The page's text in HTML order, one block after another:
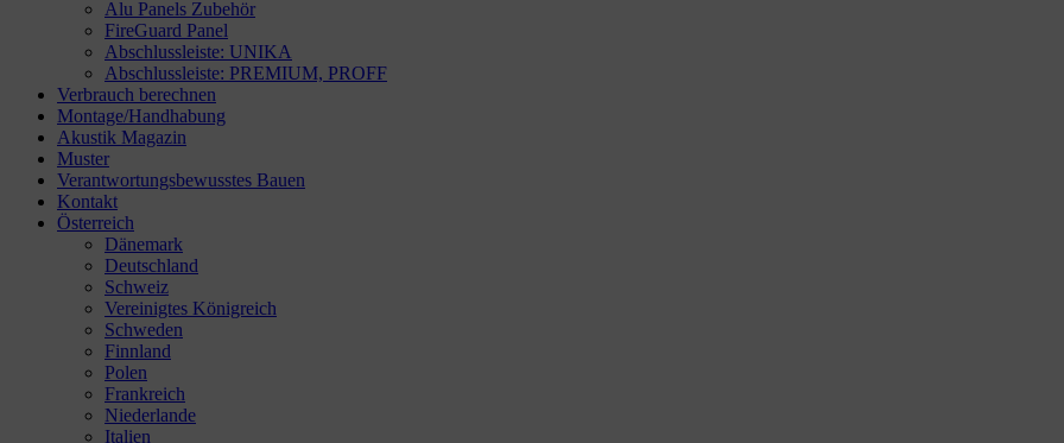
Alu Panels Zubehör
FireGuard Panel
Abschlussleiste: UNIKA
Abschlussleiste: PREMIUM, PROFF
Verbrauch berechnen
Montage/Handhabung
Akustik Magazin
Muster
Verantwortungsbewusstes Bauen
Kontakt
Österreich
Dänemark
Deutschland
Schweiz
Vereinigtes Königreich
Schweden
Finnland
Polen
Frankreich
Niederlande
Italien